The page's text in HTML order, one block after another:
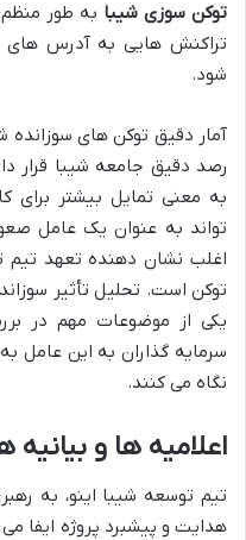
توکن سوزی شیبا به طور منظم
تراکنش هایی به آدرس های
شود.
آمار دقیق توکن های سوزانده
رصد دقیق جامعه شیبا قرار
به معنی تمایل بیشتر
تواند به عنوان یک عامل
اغلب نشان دهنده تعهد
توکن است. تحلیل تأثیر
یکی از موضوعات مهم در
سرمایه گذاران به این عامل
نگاه می کنند.
اعلامیه ها و
تیم توسعه شیبا اینو، به
هدایت و پیشبرد پروژه ایفا